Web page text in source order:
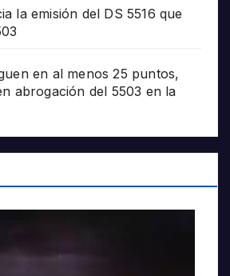
la emisión del DS 5516 que
en al menos 25 puntos,
abrogación del 5503 en la